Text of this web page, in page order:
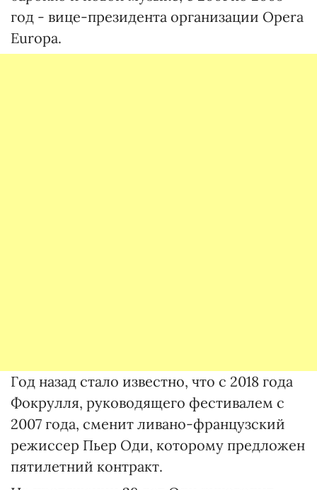
год - вице-президента организации Opera
Europa.
Год назад стало известно, что с 2018 года
Фокрулля, руководящего фестивалем с
2007 года, сменит ливано-французский
режиссер Пьер Оди, которому предложен
пятилетний контракт.